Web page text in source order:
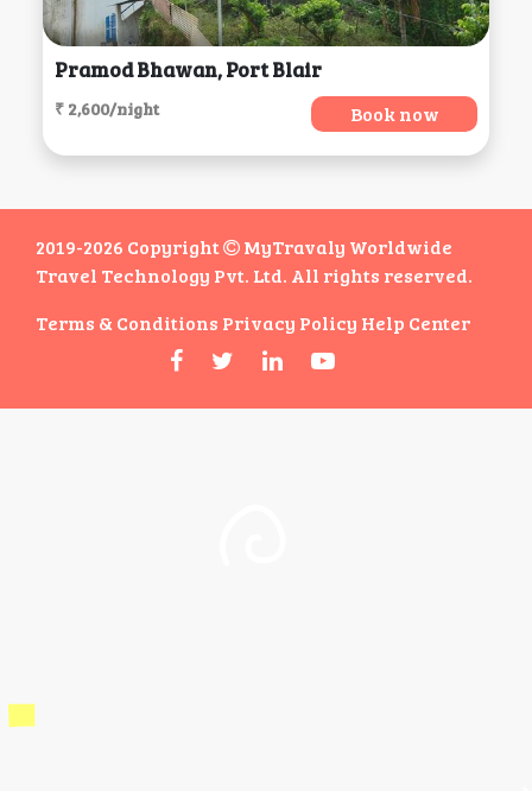
Pramod Bhawan, Port Blair
₹ 2,600/night Book now
2019-2026 Copyright
MyTravaly Worldwide
Travel Technology Pvt. Ltd. All rights reserved.
Terms & Conditions Privacy Policy Help Center